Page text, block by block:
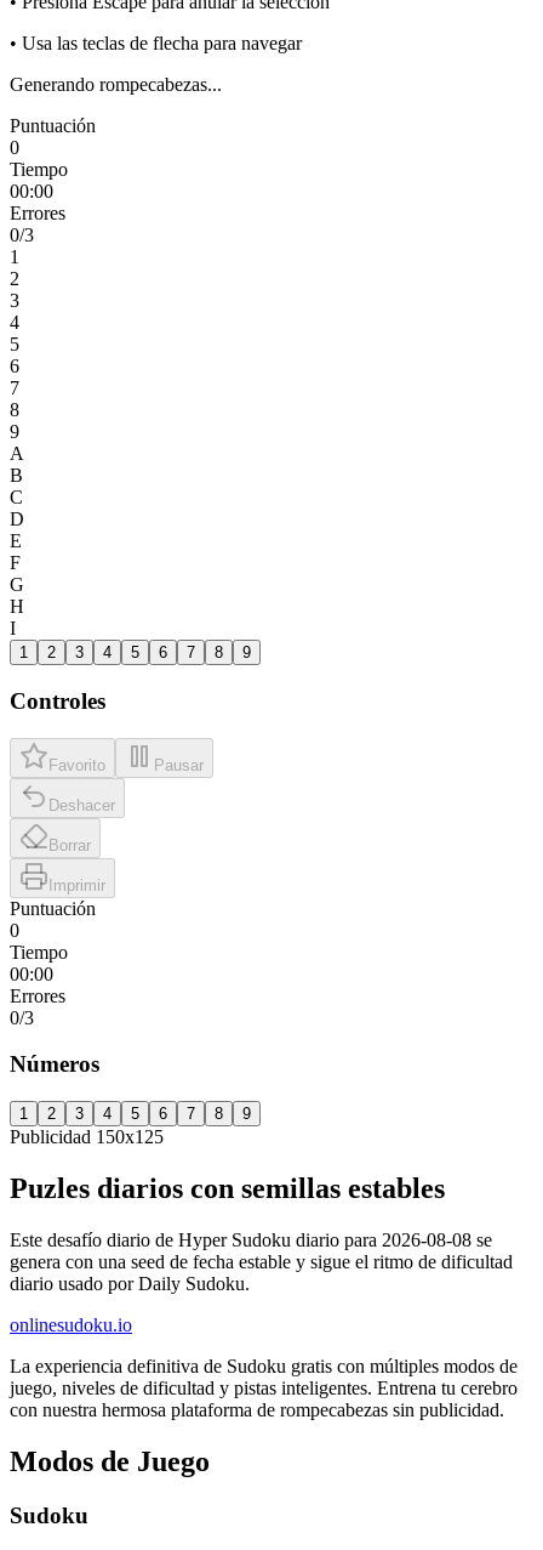
• Usa las teclas de flecha para navegar
Generando rompecabezas...
Puntuación
0
Tiempo
00:00
Errores
0/3
1
2
3
4
5
6
7
8
9
A
B
C
D
E
F
G
H
I
1 2 3 4 5 6 7 8 9
Controles
Favorito Pausar
Deshacer
Borrar
Imprimir
Puntuación
0
Tiempo
00:00
Errores
0/3
Números
1 2 3 4 5 6 7 8 9
Publicidad 150x125
Puzles diarios con semillas estables
Este desafío diario de Hyper Sudoku diario para 2026-08-08 se
genera con una seed de fecha estable y sigue el ritmo de dificultad
diario usado por Daily Sudoku.
onlinesudoku.io
La experiencia definitiva de Sudoku gratis con múltiples modos de
juego, niveles de dificultad y pistas inteligentes. Entrena tu cerebro
con nuestra hermosa plataforma de rompecabezas sin publicidad.
Modos de Juego
Sudoku